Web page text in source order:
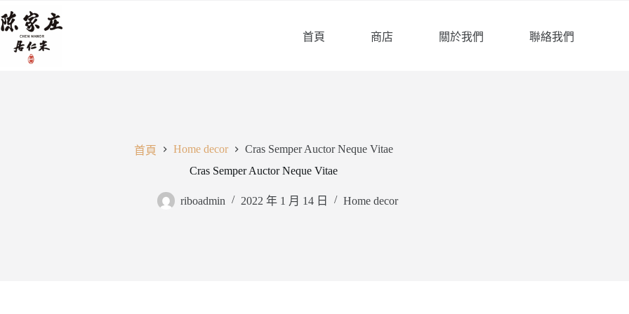
至
首頁 商店 關於我們 聯絡我們
首頁 Home decor
Cras Semper Auctor Neque Vitae
Cras Semper Auctor Neque Vitae
riboadmin 2022 年 1 月 14 日 Home decor